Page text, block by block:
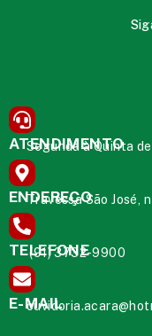
ATENDIMENTO
Segunda à Quinta
ENDEREÇO
Travessa São José,
TELEFONE
(91) 3732-9900
E-MAIL